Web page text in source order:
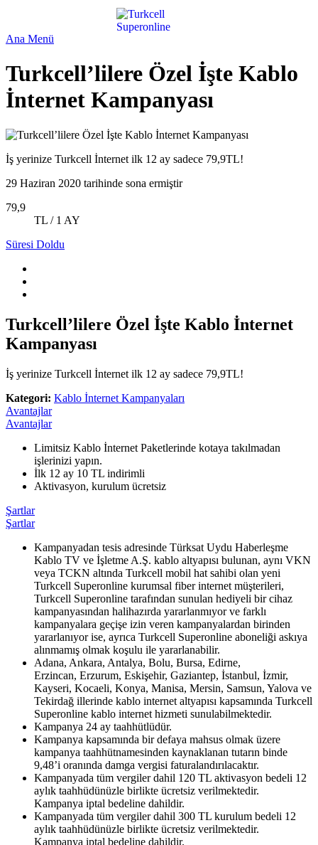
Ana Menü
Turkcell’lilere Özel İşte Kablo
İnternet Kampanyası
İş yerinize Turkcell İnternet ilk 12 ay sadece 79,9TL!
29 Haziran 2020 tarihinde sona ermiştir
79,9
TL / 1 AY
Süresi Doldu
Turkcell’lilere Özel İşte Kablo İnternet
Kampanyası
İş yerinize Turkcell İnternet ilk 12 ay sadece 79,9TL!
Kategori: Kablo İnternet Kampanyaları
Avantajlar
Avantajlar
​Limitsiz Kablo İnternet Paketlerinde kotaya takılmadan
işlerinizi yapın.
İlk 12 ay 10 TL indirimli
Aktivasyon, kurulum ücretsiz
Şartlar
Şartlar
Kampanyadan tesis adresinde Türksat Uydu Haberleşme
Kablo TV ve İşletme A.Ş. kablo altyapısı bulunan​, aynı VKN
veya TCKN altında Turkcell mobil hat sahibi olan yeni
Turkcell Superonline kurumsal fiber internet müşterileri,
Turkcell Superonline tarafından sunulan hediyeli bir cihaz
kampanyasından halihazırda yararlanmıyor ve farklı
kampanyalara geçişe izin veren kampanyalardan birinden
yararlanıyor ise, ayrıca Turkcell Superonline aboneliği askıya
alınmamış olmak koşulu ile yararlanabilir. ​
Adana, Ankara, Antalya, Bolu, Bursa, Edirne,
Erzincan, Erzurum, Eskişehir, Gaziantep, İstanbul, İzmir,
Kayseri, Kocaeli, Konya, Manisa, Mersin, Samsun, Yalova ve
Tekirdağ illerinde kablo internet altyapısı kapsamında Turkcell
Superonline kablo internet hizmeti sunulabilmektedir.
Kampanya 24 ay taahhütlüdür.
Kampanya kapsamında bir defaya mahsus olmak üzere
kampanya taahhütnamesinden kaynaklanan tutarın binde
9,48’i oranında damga vergisi faturalandırılacaktır.
Kampanyada tüm vergiler dahil 120 TL aktivasyon bedeli 12
aylık taahhüdünüzle birlikte ücretsiz verilmektedir.
Kampanya iptal bedeline dahildir.
Kampanyada tüm vergiler dahil 300 TL kurulum bedeli 12
aylık taahhüdünüzle birlikte ücretsiz verilmektedir.
Kampanya iptal bedeline dahildir.